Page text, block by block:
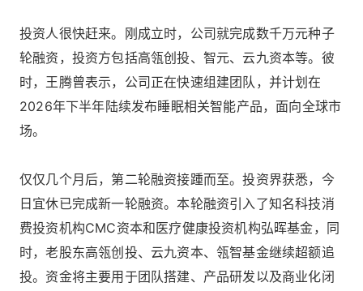
投资人很快赶来。刚成立时，公司就完成数千万元种子
轮融资，投资方包括高瓴创投、智元、云九资本等。彼
时，王腾曾表示，公司正在快速组建团队，并计划在
2026年下半年陆续发布睡眠相关智能产品，面向全球市
场。
仅仅几个月后，第二轮融资接踵而至。投资界获悉，今
日宜休已完成新一轮融资。本轮融资引入了知名科技消
费投资机构CMC资本和医疗健康投资机构弘晖基金，同
时，老股东高瓴创投、云九资本、瓴智基金继续超额追
投。资金将主要用于团队搭建、产品研发以及商业化闭